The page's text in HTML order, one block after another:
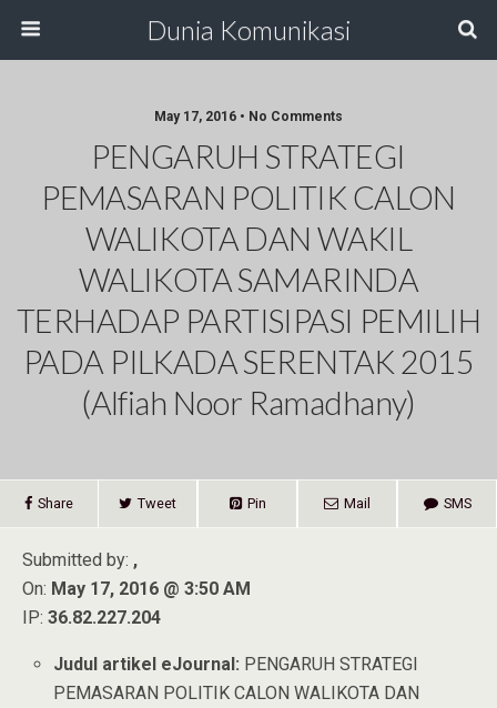
Dunia Komunikasi
May 17, 2016 • No Comments
PENGARUH STRATEGI
PEMASARAN POLITIK CALON
WALIKOTA DAN WAKIL
WALIKOTA SAMARINDA
TERHADAP PARTISIPASI PEMILIH
PADA PILKADA SERENTAK 2015
(Alfiah Noor Ramadhany)
Share Tweet Pin Mail SMS
Submitted by: ,
On: May 17, 2016 @ 3:50 AM
IP: 36.82.227.204
Judul artikel eJournal: PENGARUH STRATEGI
PEMASARAN POLITIK CALON WALIKOTA DAN